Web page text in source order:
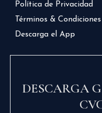
Política de Privacidad
Términos & Condiciones
Descarga el App
DESCARGA